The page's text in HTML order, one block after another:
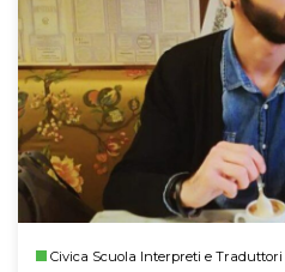
Civica Scuola Interpreti e